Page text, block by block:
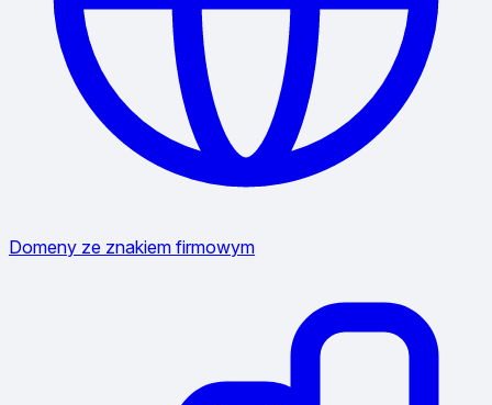
Domeny ze znakiem firmowym